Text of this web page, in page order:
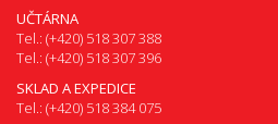
UČTÁRNA
Tel.: (+420) 518 307 388
Tel.: (+420) 518 307 396
SKLAD A EXPEDICE
Tel.: (+420) 518 384 075